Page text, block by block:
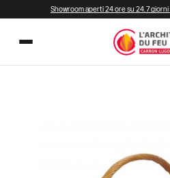
Showroom aperti 24 ore su 24, 7